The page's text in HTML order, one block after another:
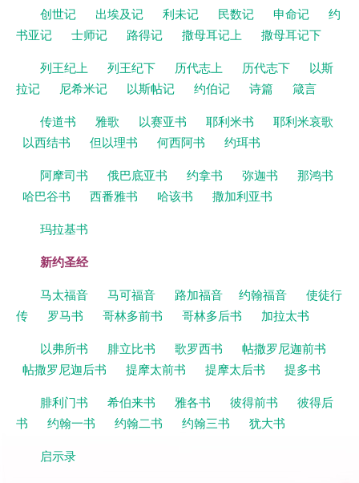
创世记 出埃及记 利未记 民数记 申命记
约
书亚记
士师记 路得记 撒母耳记上
撒母耳记下
列王纪上
列王纪下 历代志上 历代志下
以斯
拉记
尼希米记 以斯帖记 约伯记 诗篇
箴言
传道书
雅歌 以赛亚书 耶利米书
耶利米哀歌
以西结书
但以理书 何西阿书
约珥书
阿摩司书
俄巴底亚书 约拿书 弥迦书
那鸿书
哈巴谷书
西番雅书 哈该书
撒加利亚书
玛拉基书
新约圣经
马太福音 马可福音 路加福音 约翰福音
使徒行
传
罗马书 哥林多前书 哥林多后书
加拉太书
以弗所书
腓立比书 歌罗西书
帖撒罗尼迦前书
帖撒罗尼迦后书
提摩太前书 提摩太后书
提多书
腓利门书
希伯来书 雅各书 彼得前书
彼得后
书
约翰一书 约翰二书 约翰三书
犹大书
启示录